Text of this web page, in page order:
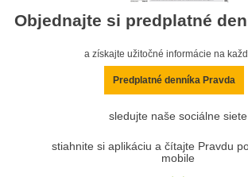
Objednajte si predplatné
a získajte užitočné informácie na
Predplatné denníka Pravda
sledujte naše sociálne siete
stiahnite si aplikáciu a čítajte Pravdu
mobile